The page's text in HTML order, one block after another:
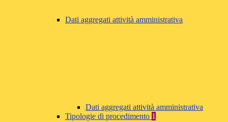
Dati aggregati attività amministrativa
Dati aggregati attività amministrativa
Tipologie di procedimento 1